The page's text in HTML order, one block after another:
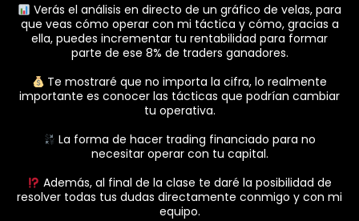
Verás el análisis en directo de un gráfico de velas, para
que veas cómo operar con mi táctica y cómo, gracias a
ella, puedes incrementar tu rentabilidad para formar
parte de ese 8% de traders ganadores.
Te mostraré que no importa la cifra, lo realmente
importante es conocer las tácticas que podrían cambiar
tu operativa.
La forma de hacer trading financiado para no
necesitar operar con tu capital.
Además, al final de la clase te daré la posibilidad de
resolver todas tus dudas directamente conmigo y con mi
equipo.